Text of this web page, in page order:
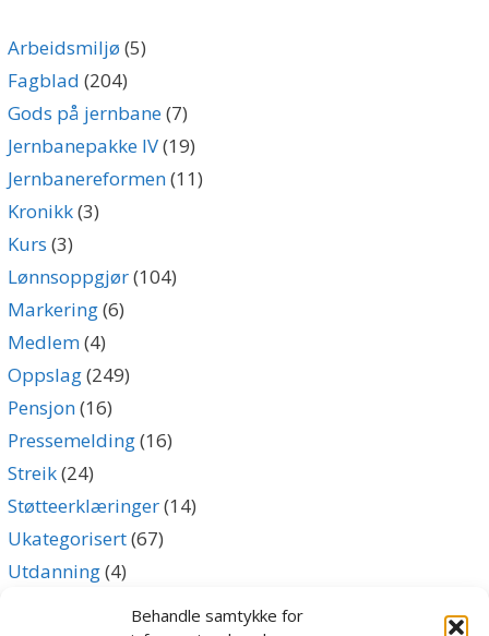
Behandle samtykke for
Arbeidsmiljø (5)
Fagblad (204)
Gods på jernbane(7)
Jernbanepakke IV(19)
Jernbanereformen(11)
Kronikk(3)
Kurs (3)
Lønnsoppgjør(104)
Markering(6)
Medlem(4)
Oppslag(249)
Pensjon(16)
Pressemelding(16)
Streik(24)
Støtteerklæringer(14)
Ukategorisert(67)
Utdanning(4)